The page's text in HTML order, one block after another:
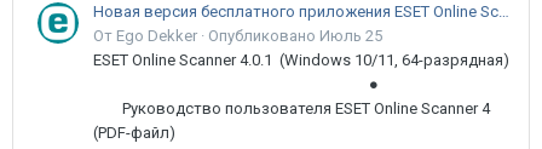
Новая версия бесплатного приложения ESET Online Scanner доступна пользователям
От Ego Dekker · Опубликовано Июль 25
ESET Online Scanner 4.0.1 (Windows 10/11, 64-разрядная)
●
Руководство пользователя ESET Online Scanner 4
(PDF-файл)